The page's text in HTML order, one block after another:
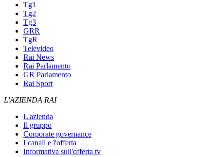
Tg1
Tg2
Tg3
GRR
TgR
Televideo
Rai News
Rai Parlamento
GR Parlamento
Rai Sport
L'AZIENDA RAI
L'azienda
Il gruppo
Corporate governance
I canali e l'offerta
Informativa sull'offerta tv